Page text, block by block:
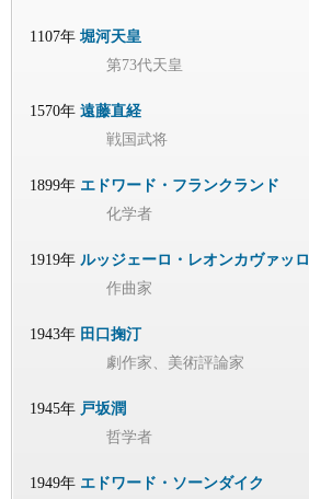
1107年 堀河天皇
第73代天皇
1570年 遠藤直経
戦国武将
1899年 エドワード・フランクランド
化学者
1919年 ルッジェーロ・レオンカヴァッロ
作曲家
1943年 田口掬汀
劇作家、美術評論家
1945年 戸坂潤
哲学者
1949年 エドワード・ソーンダイク